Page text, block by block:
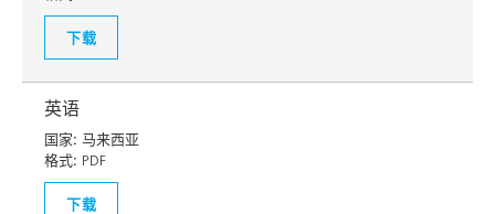
下载
英语
国家: 马来西亚
格式: PDF
下载